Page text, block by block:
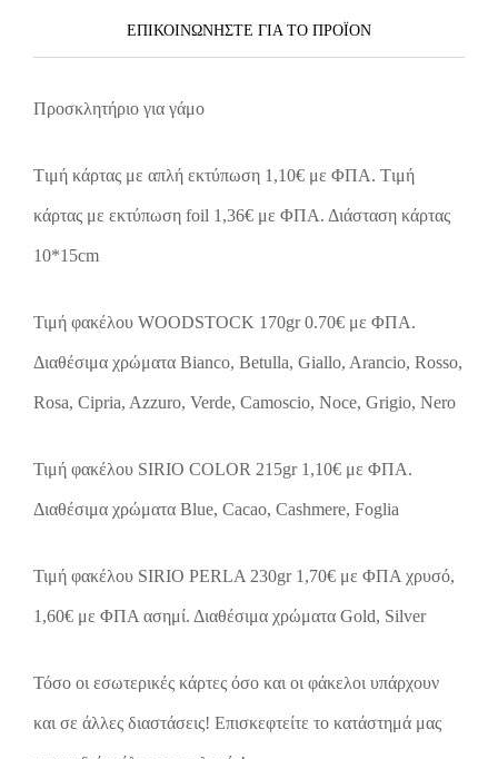
ΕΠΙΚΟΙΝΩΝΗΣΤΕ ΓΙΑ ΤΟ ΠΡΟΪOΝ
Προσκλητήριο για γάμο
Tιμή κάρτας με απλή εκτύπωση 1,10€ με ΦΠΑ. Tιμή
κάρτας με εκτύπωση foil 1,36€ με ΦΠΑ. Διάσταση κάρτας
10*15cm
Τιμή φακέλου WOODSTOCK 170gr 0.70€ με ΦΠΑ.
Διαθέσιμα χρώματα Bianco, Betulla, Giallo, Arancio, Rosso,
Rosa, Cipria, Azzuro, Verde, Camoscio, Noce, Grigio, Nero
Τιμή φακέλου SIRIO COLOR 215gr 1,10€ με ΦΠΑ.
Διαθέσιμα χρώματα Blue, Cacao, Cashmere, Foglia
Τιμή φακέλου SIRIO PERLA 230gr 1,70€ με ΦΠΑ χρυσό,
1,60€ με ΦΠΑ ασημί. Διαθέσιμα χρώματα Gold, Silver
Τόσο οι εσωτερικές κάρτες όσο και οι φάκελοι υπάρχουν
και σε άλλες διαστάσεις! Επισκεφτείτε το κατάστημά μας